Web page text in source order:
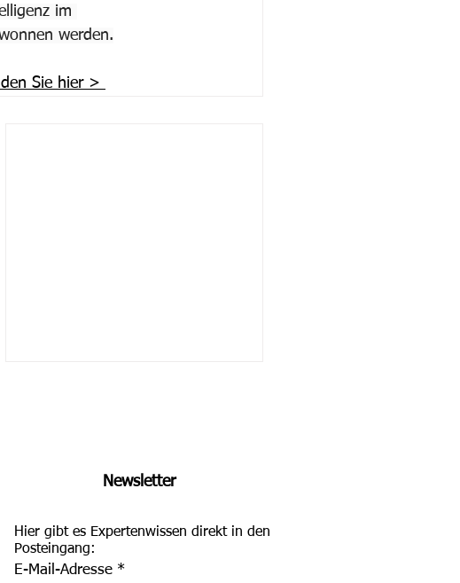
im
werden.
Sie hier >
Kurz und kompakt:
Spracherkennung im
Krankenhaus: Nutzung
Newsletter
Hier gibt es Expertenwissen direkt in den
Posteingang:
E-Mail-Adresse